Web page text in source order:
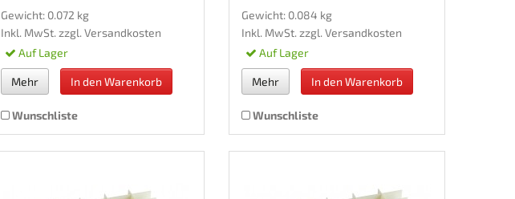
Gewicht: 0.072 kg
Inkl. MwSt. zzgl. Versandkosten
Auf Lager
Mehr In den Warenkorb
Wunschliste
Gewicht: 0.084 kg
Inkl. MwSt. zzgl. Versandkosten
Auf Lager
Mehr In den Warenkorb
Wunschliste